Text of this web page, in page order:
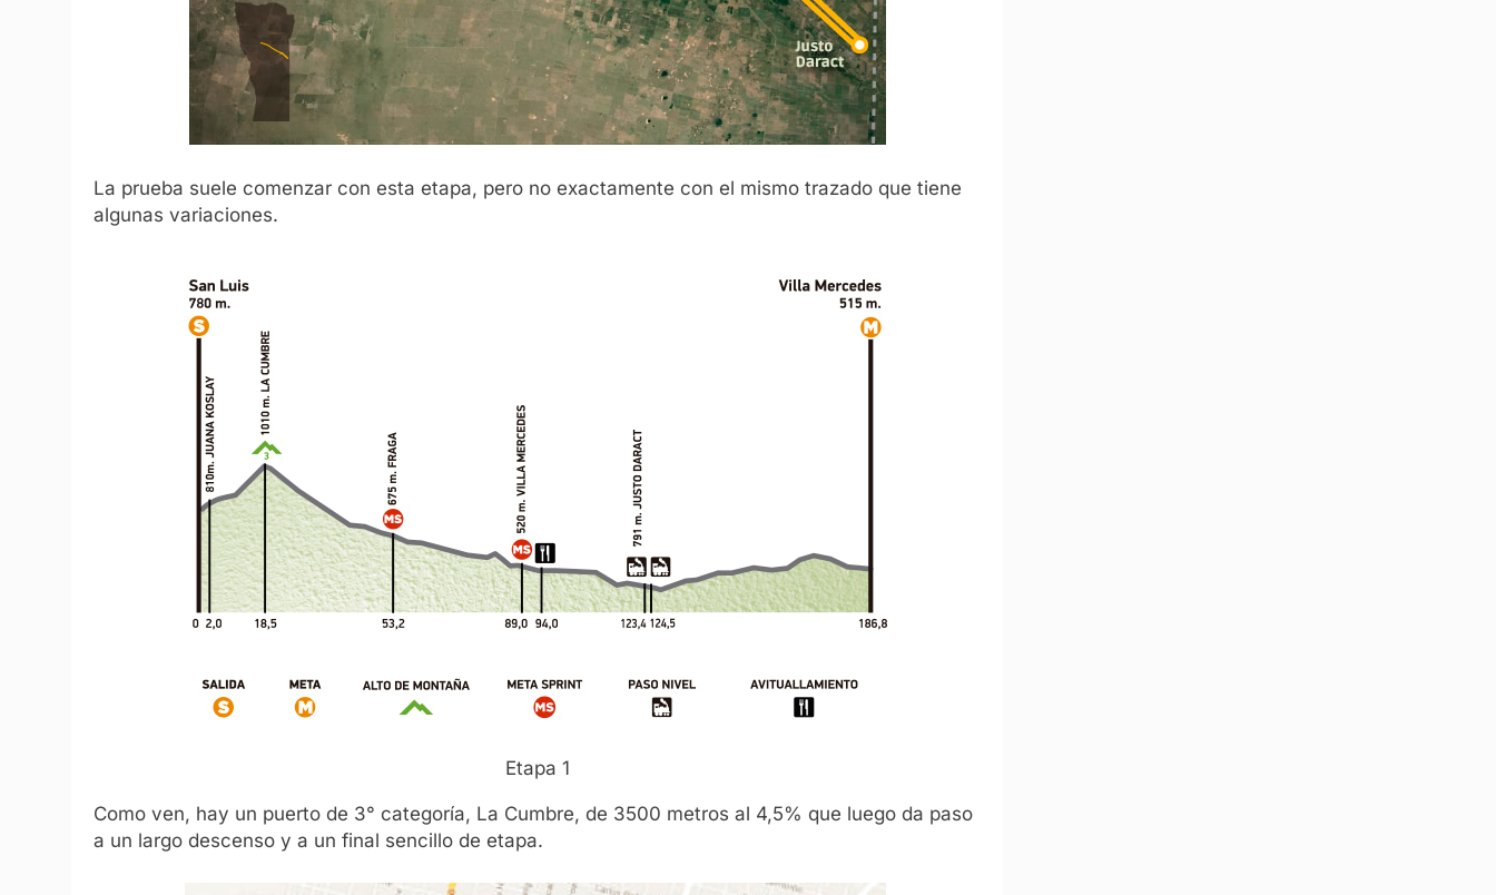
La prueba suele comenzar con esta etapa, pero no exactamente con el mismo trazado que tiene
algunas variaciones.
Etapa 1
Como ven, hay un puerto de 3° categoría, La Cumbre, de 3500 metros al 4,5% que luego da paso
a un largo descenso y a un final sencillo de etapa.